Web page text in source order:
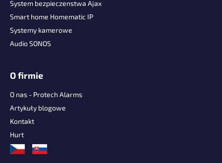
System bezpieczenstwa Ajax
Smart home Homematic IP
Systemy kamerowe
Audio SONOS
O firmie
O nas - Protech Alarms
Artykuły blogowe
Kontakt
Hurt